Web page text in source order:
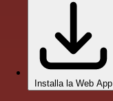
Installa la Web App